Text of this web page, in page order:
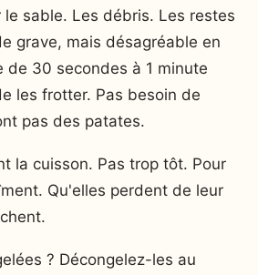
le sable. Les débris. Les restes
grave, mais désagréable en
de 30 secondes à 1 minute
les frotter. Pas besoin de
pas des patates.
la cuisson. Pas trop tôt. Pour
Qu'elles perdent de leur
? Décongelez-les au